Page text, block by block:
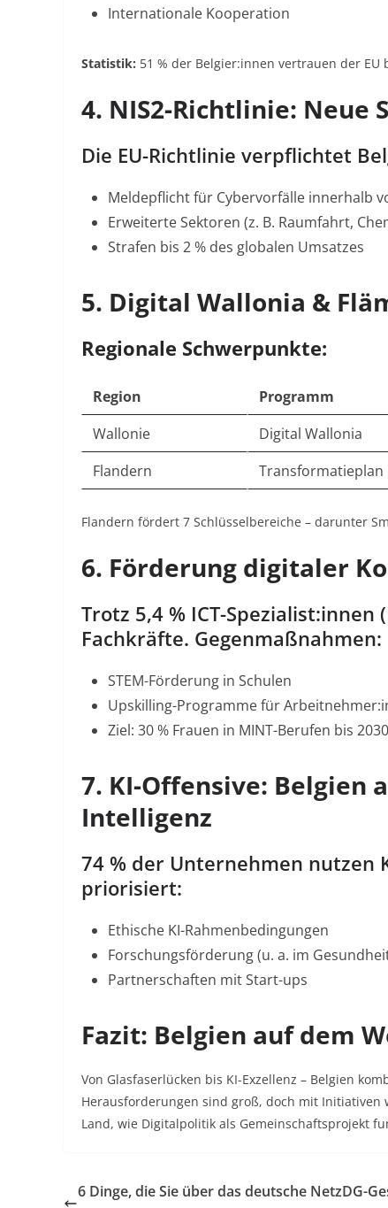
Internationale Kooperation
Statistik: 51 % der Belgier:innen vertrauen der EU
4. NIS2-Richtlinie:
Die EU-Richtlinie verpflichtet
Meldepflicht für Cybervorfälle innerhalb
Erweiterte Sektoren (z. B. Raumfahrt,
Strafen bis 2 % des globalen Umsatzes
5. Digital Wallonia &
Regionale Schwerpunkte:
Region Programm
Wallonie
Digital Wallonia
Flandern
Transformatieplan
Flandern fördert 7 Schlüsselbereiche – darunter
6. Förderung digitaler
Trotz 5,4 % ICT-Spezialist:innen
Fachkräfte. Gegenmaßnahmen:
STEM-Förderung in Schulen
Upskilling-Programme für
Ziel: 30 % Frauen in MINT-Berufen bis 2030
7. KI-Offensive: Belgien
Intelligenz
74 % der Unternehmen nutzen
priorisiert:
Ethische KI-Rahmenbedingungen
Forschungsförderung (u. a. im
Partnerschaften mit Start-ups
Fazit: Belgien auf dem
Von Glasfaserlücken bis KI-Exzellenz – Belgien
Herausforderungen sind groß, doch mit Initiativen
Land, wie Digitalpolitik als Gemeinschaftsprojekt
6 Dinge, die Sie über das deutsche NetzDG-